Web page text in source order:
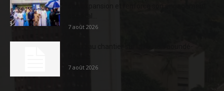
7 août 2026
7 août 2026